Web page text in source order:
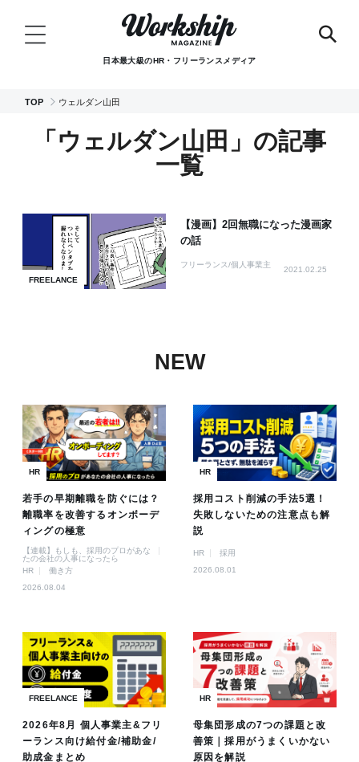
日本最大級のHR・フリーランスメディア
TOP ウェルダン山田
「ウェルダン山田」の記事
一覧
FREELANCE
【漫画】2回無職になった漫画家
の話
フリーランス/個人事業主
2021.02.25
NEW
HR
若手の早期離職を防ぐには？
離職率を改善するオンボーデ
ィングの極意
【連載】もしも、採用のプロがあな
たの会社の人事になったら
HR
働き方
2026.08.04
HR
採用コスト削減の手法5選！
失敗しないための注意点も解
説
HR
採用
2026.08.01
FREELANCE
2026年8月 個人事業主&フリ
ーランス向け給付金/補助金/
助成金まとめ
HR
母集団形成の7つの課題と改
善策｜採用がうまくいかない
原因を解説